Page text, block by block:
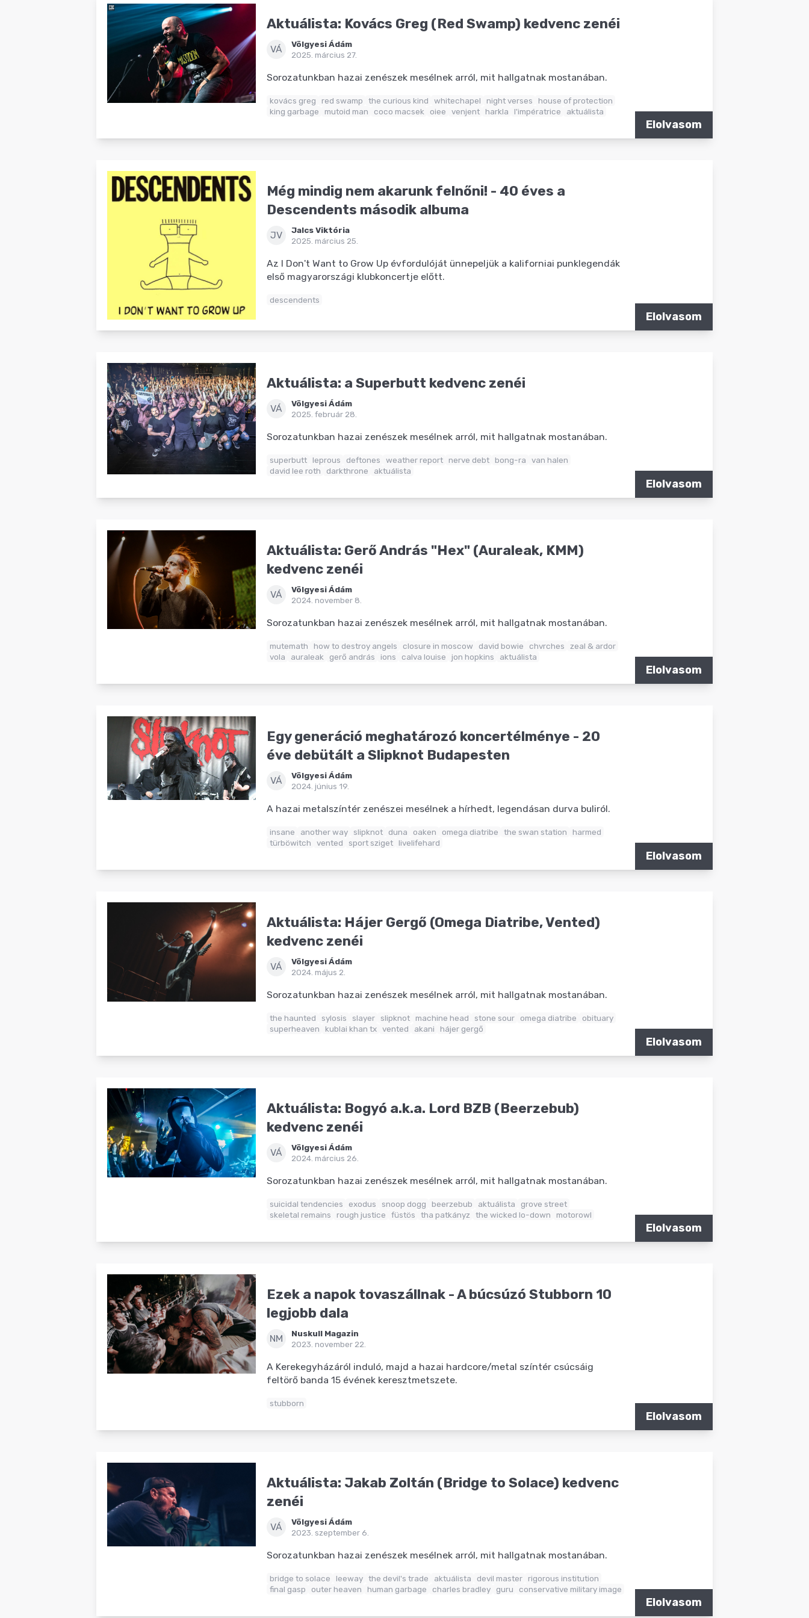
Aktuálista: Kovács Greg (Red Swamp) kedvenc zenéi
VÁ
Völgyesi Ádám
2025. március 27.
Sorozatunkban hazai zenészek mesélnek arról, mit hallgatnak mostanában.
kovács greg red swamp the curious kind whitechapel night verses
house of protection
king garbage
mutoid man coco macsek oiee venjent harkla l'impératrice aktuálista
Elolvasom
Még mindig nem akarunk felnőni! - 40 éves a
Descendents második albuma
JV
Jalcs Viktória
2025. március 25.
Az I Don't Want to Grow Up évfordulóját ünnepeljük a kaliforniai punklegendák
első magyarországi klubkoncertje előtt.
descendents
Elolvasom
Aktuálista: a Superbutt kedvenc zenéi
VÁ
Völgyesi Ádám
2025. február 28.
Sorozatunkban hazai zenészek mesélnek arról, mit hallgatnak mostanában.
superbutt leprous deftones weather report nerve debt bong-ra
van halen
david lee roth
darkthrone aktuálista
Elolvasom
Aktuálista: Gerő András "Hex" (Auraleak, KMM)
kedvenc zenéi
VÁ
Völgyesi Ádám
2024. november 8.
Sorozatunkban hazai zenészek mesélnek arról, mit hallgatnak mostanában.
mutemath how to destroy angels closure in moscow david bowie chvrches
zeal & ardor
vola
auraleak gerő andrás ions calva louise jon hopkins aktuálista
Elolvasom
Egy generáció meghatározó koncertélménye - 20
éve debütált a Slipknot Budapesten
VÁ
Völgyesi Ádám
2024. június 19.
A hazai metalszíntér zenészei mesélnek a hírhedt, legendásan durva buliról.
insane another way slipknot duna oaken omega diatribe the swan station
harmed
türböwitch
vented sport sziget livelifehard
Elolvasom
Aktuálista: Hájer Gergő (Omega Diatribe, Vented)
kedvenc zenéi
VÁ
Völgyesi Ádám
2024. május 2.
Sorozatunkban hazai zenészek mesélnek arról, mit hallgatnak mostanában.
the haunted sylosis slayer slipknot machine head stone sour omega diatribe
obituary
superheaven
kublai khan tx vented akani hájer gergő
Elolvasom
Aktuálista: Bogyó a.k.a. Lord BZB (Beerzebub)
kedvenc zenéi
VÁ
Völgyesi Ádám
2024. március 26.
Sorozatunkban hazai zenészek mesélnek arról, mit hallgatnak mostanában.
suicidal tendencies exodus snoop dogg beerzebub aktuálista
grove street
skeletal remains
rough justice füstös tha patkányz the wicked lo-down motorowl
Elolvasom
Ezek a napok tovaszállnak - A búcsúzó Stubborn 10
legjobb dala
NM
Nuskull Magazin
2023. november 22.
A Kerekegyházáról induló, majd a hazai hardcore/metal színtér csúcsáig
feltörő banda 15 évének keresztmetszete.
stubborn
Elolvasom
Aktuálista: Jakab Zoltán (Bridge to Solace) kedvenc
zenéi
VÁ
Völgyesi Ádám
2023. szeptember 6.
Sorozatunkban hazai zenészek mesélnek arról, mit hallgatnak mostanában.
bridge to solace leeway the devil's trade aktuálista devil master rigorous institution
final gasp
outer heaven human garbage charles bradley guru conservative military image
Elolvasom